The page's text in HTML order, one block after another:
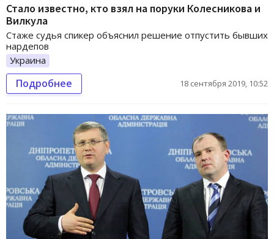
Стало известно, кто взял на поруки Колесникова и
Вилкула
Стаже судья спикер объяснил решение отпустить бывших
нардепов
Украина
Подробнее 18 сентября 2019, 10:52